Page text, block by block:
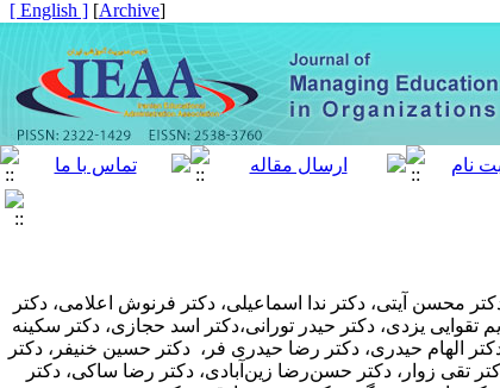
[
Archive
]
[ English ]
محسن آیتی، دکتر ندا اسماعیلی، دکتر فرنوش اعلامی، دکتر
یزدی، دکتر حیدر تورانی،دکتر اسد حجازی، دکتر سکینه
الهام حیدری، دکتر رضا حیدری فر، دکتر حسین خنیفر، دکتر
تقی زوار، دکتر حسن‌رضا زین‌آبادی، دکتر رضا ساکی، دکتر